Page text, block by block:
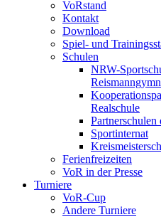
VoRstand
Kontakt
Download
Spiel- und
Schulen
NRW-
Realschule
Sportinternat
Ferienfreizeiten
VoR in der Presse
Turniere
VoR-Cup
Andere Turniere